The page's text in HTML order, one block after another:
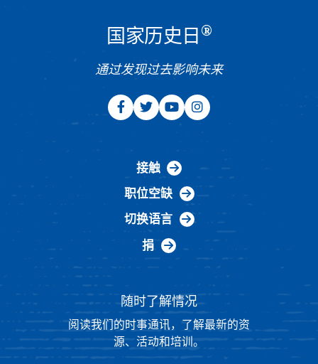
国家历史日 ®
通过发现过去影响未来
接触
职位空缺
切换语言
捐
随时了解情况
阅读我们的时事通讯，了解最新的资
源、活动和培训。